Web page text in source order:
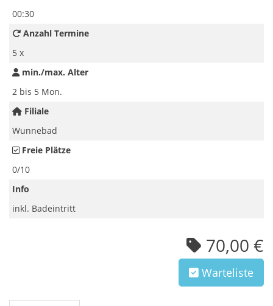
00:30
Anzahl Termine
5 x
min./max. Alter
2 bis 5 Mon.
Filiale
Wunnebad
Freie Plätze
0/10
Info
inkl. Badeintritt
70,00 €
Warteliste